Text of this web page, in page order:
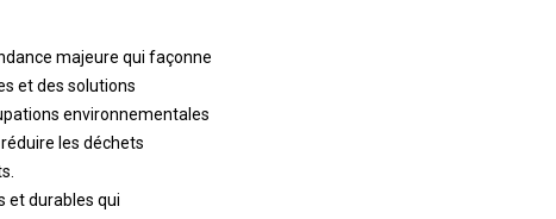
majeure qui façonne
et des solutions
environnementales
les déchets
et durables qui